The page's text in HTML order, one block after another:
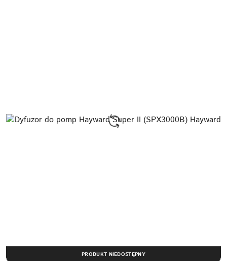
PRODUKT NIEDOSTĘPNY